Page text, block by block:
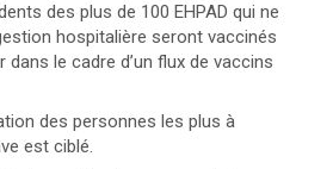
des plus de 100 EHPAD qui ne
hospitalière seront vaccinés
dans le cadre d’un flux de vaccins
des personnes les plus à
est ciblé.